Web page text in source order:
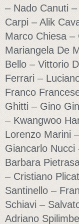
– Nado Canuti
Carpi – Alik
Marco Chiesa –
Mariangela De
Bello – Vittorio
Ferrari –
Franco
Ghitti – Gino
– Kwangwoo
Lorenzo Marini
Giancarlo Nucci
Barbara
– Cristiano
Santinello –
Schiavi –
Adriano